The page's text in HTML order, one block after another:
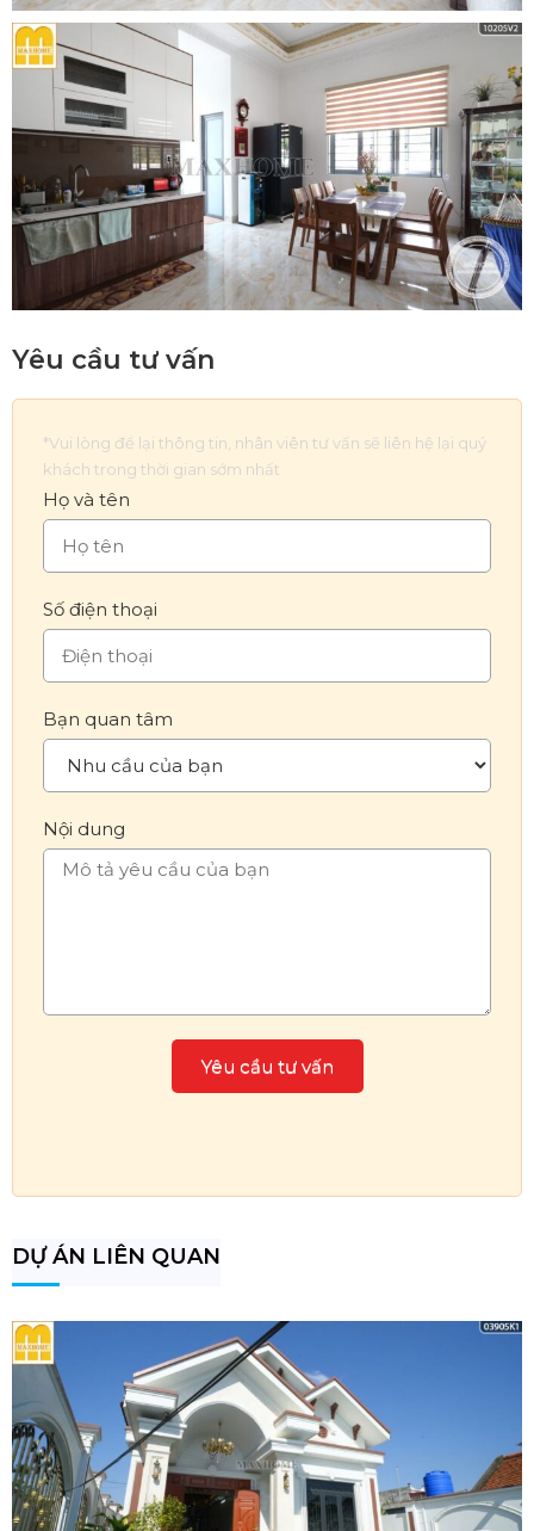
Yêu cầu tư vấn
*Vui lòng để lại thông tin, nhân viên tư vấn sẽ liên hệ lại quý
khách trong thời gian sớm nhất
Họ và tên
Số điện thoại
Bạn quan tâm
Nội dung
DỰ ÁN LIÊN QUAN